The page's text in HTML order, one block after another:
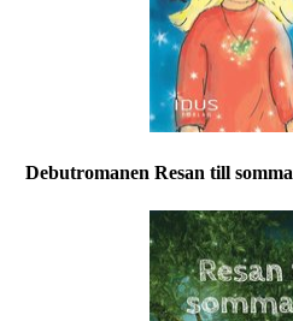
Debutromanen Resan till